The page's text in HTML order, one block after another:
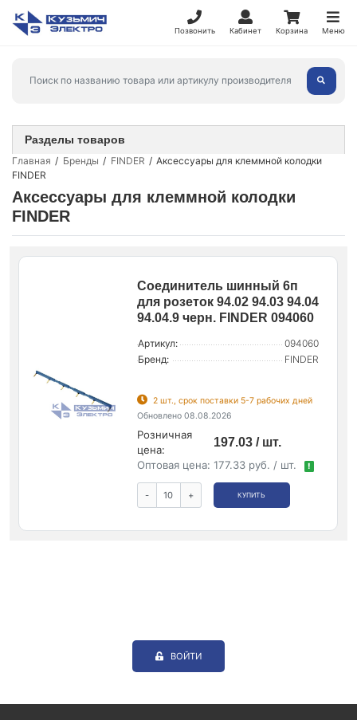
Позвонить Кабинет Корзина Меню
Главная Бренды FINDER
Аксессуары для клеммной колодки
FINDER
Аксессуары для клеммной колодки
FINDER
Соединитель шинный 6п
для розеток 94.02 94.03 94.04
94.04.9 черн. FINDER 094060
Артикул:
094060
Бренд:
FINDER
2 шт., срок поставки 5-7 рабочих дней
Обновлено 08.08.2026
Розничная
цена:
197.03 / шт.
Оптовая цена: 177.33 руб. / шт. !
- + КУПИТЬ
Разделы товаров
ВОЙТИ